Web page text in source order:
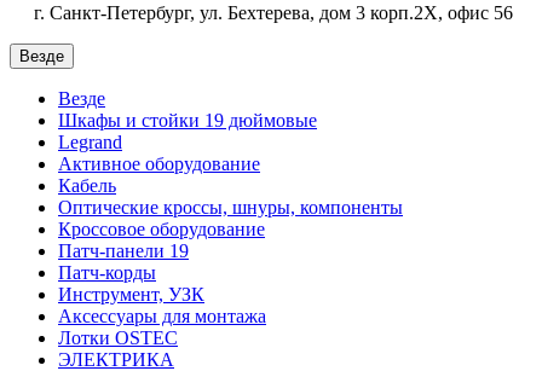
г. Санкт-Петербург, ул. Бехтерева, дом 3 корп.2X, офис 56
Везде
Везде
Шкафы и стойки 19 дюймовые
Legrand
Активное оборудование
Кабель
Оптические кроссы, шнуры, компоненты
Кроссовое оборудование
Патч-панели 19
Патч-корды
Инструмент, УЗК
Аксессуары для монтажа
Лотки OSTEC
ЭЛЕКТРИКА